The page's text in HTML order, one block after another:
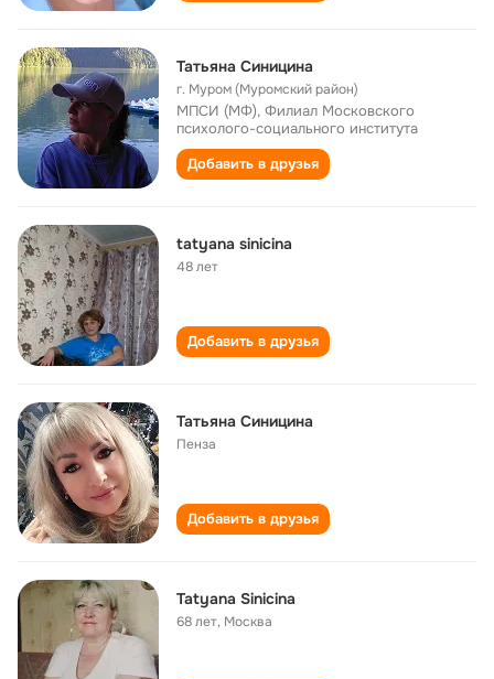
Татьяна Синицина
г. Муром (Муромский район)
МПСИ (МФ), Филиал Московского
психолого-социального института
Добавить в друзья
tatyana sinicina
48 лет
Добавить в друзья
Татьяна Синицина
Пенза
Добавить в друзья
Tatyana Sinicina
68 лет, Москва